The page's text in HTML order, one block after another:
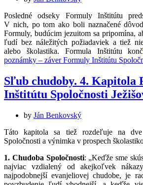
Posledné odseky Formuly Inštitútu
V nich, po tom ako boli naznačené
Formuly, budúcim jezuitom sa pripomína,
ľudí bez náležitých požiadaviek a tiež
alebo školastika. Formula Inštitútu
poznámky – záver Formuly Inštitútu
Sľub chudoby. 4. Kapitola
Inštitútu Spoločnosti
by Ján Benkovský
Táto kapitola sa tiež rozdeľuje na dve
Spoločnosti a výnimka v prospech
1. Chudoba Spoločnosti: „Keďže sme
najviac vzdialený od akejkoľvek
najpodobnejší evanjeliovej chudobe, je